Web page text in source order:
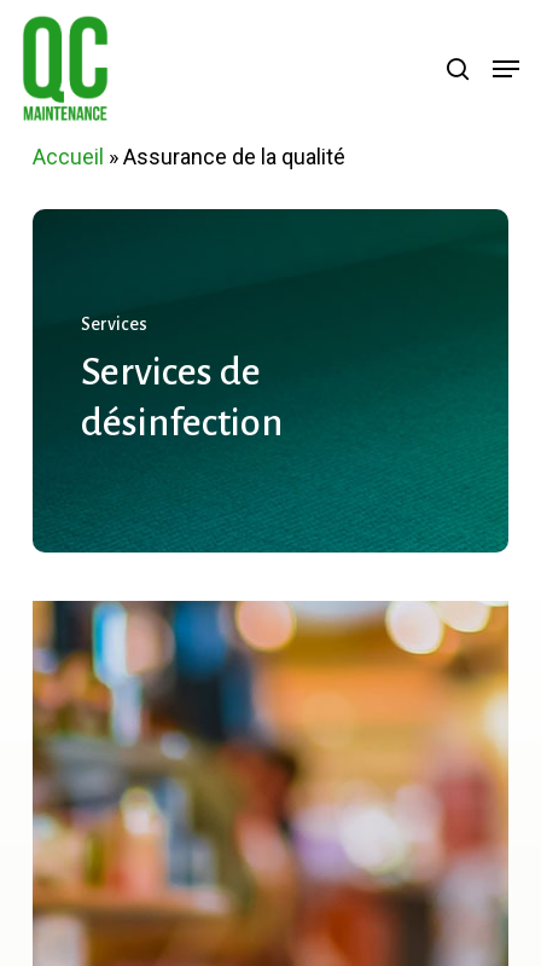
Skip
main
Accueil »Assurance de la qualité
Services
Services de
désinfection